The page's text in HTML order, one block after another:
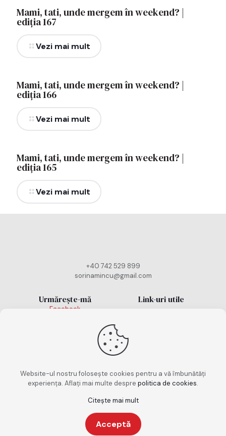
Mami, tati, unde mergem în weekend? |
ediția 167
Vezi mai mult
Mami, tati, unde mergem în weekend? |
ediția 166
Vezi mai mult
Mami, tati, unde mergem în weekend? |
ediția 165
Vezi mai mult
+40 742 529 899
sorinamincu@gmail.com
Urmărește-mă
Facebook
Link-uri utile
Copyright 2026. Toate drepturile rezervate. Design
realizat dekeepscrolling.ro
Website-ul nostru folosește cookies pentru a vă îmbunătăți
experiența. Aflați mai multe despre politica de cookies.
Citește mai mult
Acceptă